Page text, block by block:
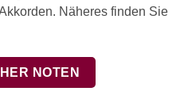
Näheres finden Sie
NOTEN